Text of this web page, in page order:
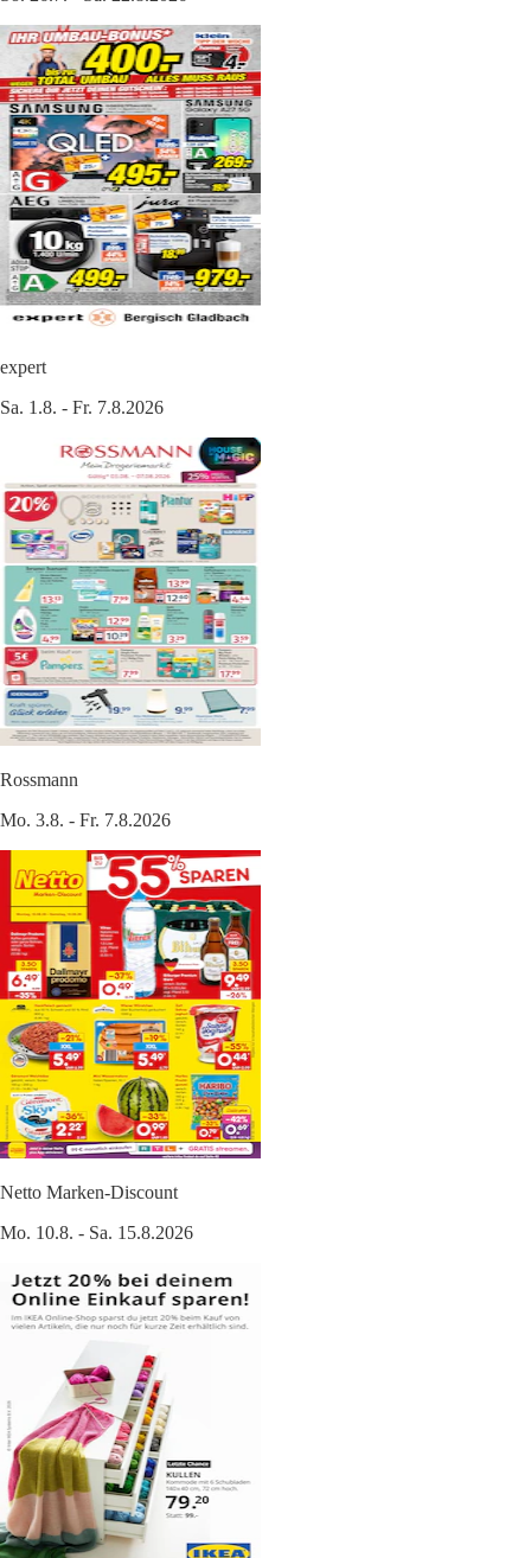
expert
Sa. 1.8. - Fr. 7.8.2026
Rossmann
Mo. 3.8. - Fr. 7.8.2026
Netto Marken-Discount
Mo. 10.8. - Sa. 15.8.2026